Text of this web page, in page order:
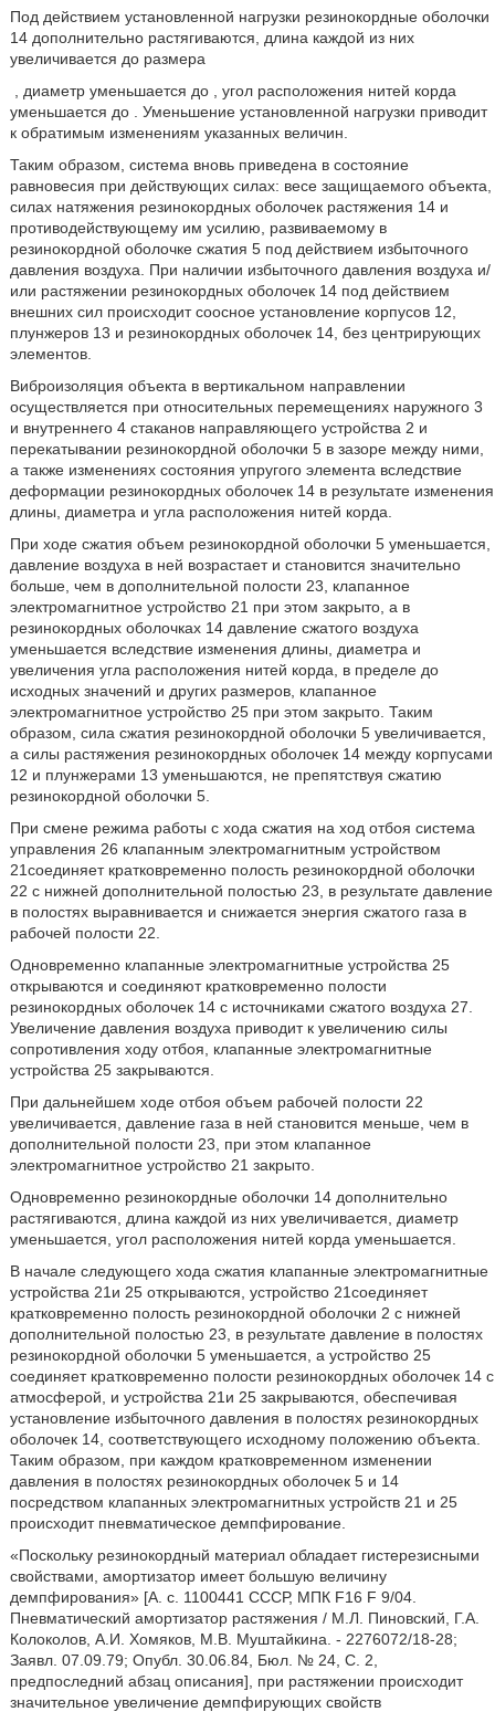
Под действием установленной нагрузки резинокордные оболочки
14 дополнительно растягиваются, длина каждой из них
увеличивается до размера
, диаметр уменьшается до
, угол расположения нитей корда
уменьшается до
. Уменьшение установленной нагрузки приводит
к обратимым изменениям указанных величин.
Таким образом, система вновь приведена в состояние
равновесия при действующих силах: весе защищаемого объекта,
силах натяжения резинокордных оболочек растяжения 14 и
противодействующему им усилию, развиваемому в
резинокордной оболочке сжатия 5 под действием избыточного
давления воздуха. При наличии избыточного давления воздуха и/
или растяжении резинокордных оболочек 14 под действием
внешних сил происходит соосное установление корпусов 12,
плунжеров 13 и резинокордных оболочек 14, без центрирующих
элементов.
Виброизоляция объекта в вертикальном направлении
осуществляется при относительных перемещениях наружного 3
и внутреннего 4 стаканов направляющего устройства 2 и
перекатывании резинокордной оболочки 5 в зазоре между ними,
а также изменениях состояния упругого элемента вследствие
деформации резинокордных оболочек 14 в результате изменения
длины, диаметра и угла расположения нитей корда.
При ходе сжатия объем резинокордной оболочки 5 уменьшается,
давление воздуха в ней возрастает и становится значительно
больше, чем в дополнительной полости 23, клапанное
электромагнитное устройство 21 при этом закрыто, а в
резинокордных оболочках 14 давление сжатого воздуха
уменьшается вследствие изменения длины, диаметра и
увеличения угла расположения нитей корда, в пределе до
исходных значений и других размеров, клапанное
электромагнитное устройство 25 при этом закрыто. Таким
образом, сила сжатия резинокордной оболочки 5 увеличивается,
а силы растяжения резинокордных оболочек 14 между корпусами
12 и плунжерами 13 уменьшаются, не препятствуя сжатию
резинокордной оболочки 5.
При смене режима работы с хода сжатия на ход отбоя система
управления 26 клапанным электромагнитным устройством
21соединяет кратковременно полость резинокордной оболочки
22 с нижней дополнительной полостью 23, в результате давление
в полостях выравнивается и снижается энергия сжатого газа в
рабочей полости 22.
Одновременно клапанные электромагнитные устройства 25
открываются и соединяют кратковременно полости
резинокордных оболочек 14 с источниками сжатого воздуха 27.
Увеличение давления воздуха приводит к увеличению силы
сопротивления ходу отбоя, клапанные электромагнитные
устройства 25 закрываются.
При дальнейшем ходе отбоя объем рабочей полости 22
увеличивается, давление газа в ней становится меньше, чем в
дополнительной полости 23, при этом клапанное
электромагнитное устройство 21 закрыто.
Одновременно резинокордные оболочки 14 дополнительно
растягиваются, длина каждой из них увеличивается, диаметр
уменьшается, угол расположения нитей корда уменьшается.
В начале следующего хода сжатия клапанные электромагнитные
устройства 21и 25 открываются, устройство 21соединяет
кратковременно полость резинокордной оболочки 2 с нижней
дополнительной полостью 23, в результате давление в полостях
резинокордной оболочки 5 уменьшается, а устройство 25
соединяет кратковременно полости резинокордных оболочек 14 с
атмосферой, и устройства 21и 25 закрываются, обеспечивая
установление избыточного давления в полостях резинокордных
оболочек 14, соответствующего исходному положению объекта.
Таким образом, при каждом кратковременном изменении
давления в полостях резинокордных оболочек 5 и 14
посредством клапанных электромагнитных устройств 21 и 25
происходит пневматическое демпфирование.
«Поскольку резинокордный материал обладает гистерезисными
свойствами, амортизатор имеет большую величину
демпфирования» [А. с. 1100441 СССР, МПК F16 F 9/04.
Пневматический амортизатор растяжения / М.Л. Пиновский, Г.А.
Колоколов, А.И. Хомяков, М.В. Муштайкина. - 2276072/18-28;
Заявл. 07.09.79; Опубл. 30.06.84, Бюл. № 24, С. 2,
предпоследний абзац описания], при растяжении происходит
значительное увеличение демпфирующих свойств